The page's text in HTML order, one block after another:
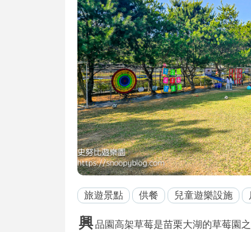
旅遊景點 供餐 兒童遊樂設施
興品園高架草莓是苗栗大湖的草莓園